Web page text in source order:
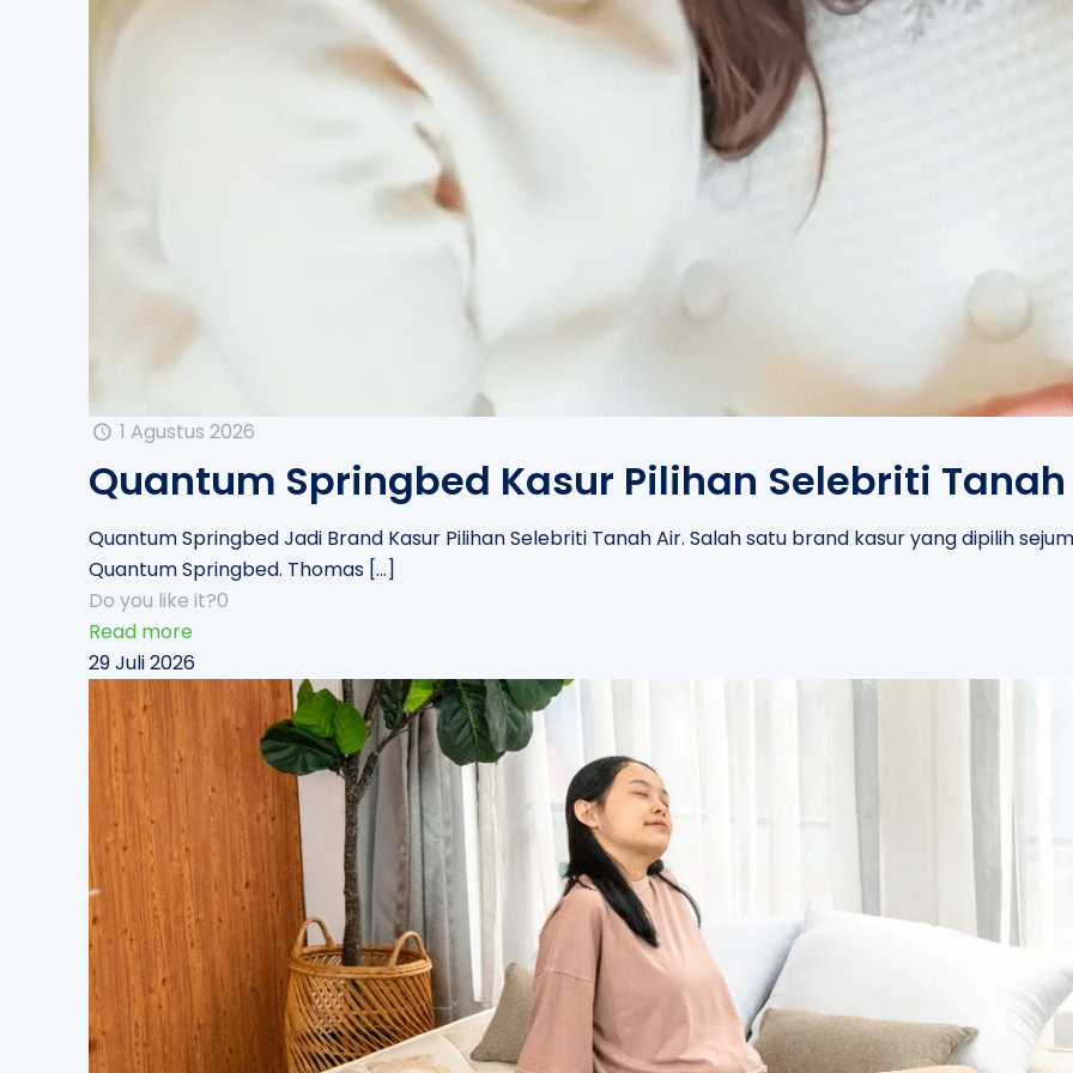
1 Agustus 2026
Quantum Springbed Kasur Pilihan Selebriti
Quantum Springbed Jadi Brand Kasur Pilihan Selebriti Tanah Air. Salah satu brand kasur yang dipilih
Quantum Springbed. Thomas […]
Do you like it?0
Read more
29 Juli 2026